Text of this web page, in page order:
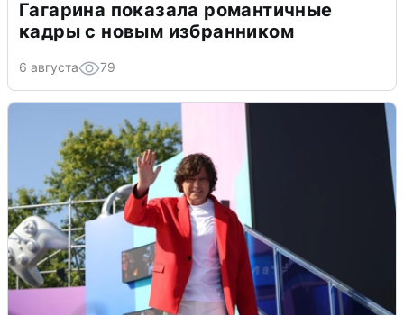
Гагарина показала романтичные
кадры с новым избранником
6 августа 79